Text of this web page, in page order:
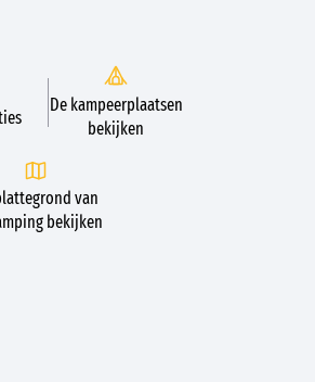
De kampeerplaatsen
bekijken
van
bekijken